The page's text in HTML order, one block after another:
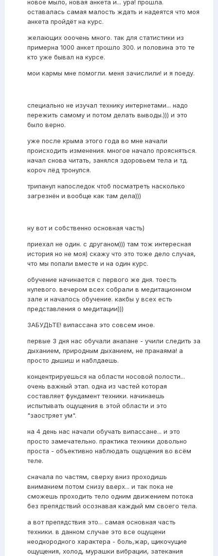
новое мыло, новая анкета и... ура! прошла.
оставалась самая малость ждать и надеятся что моя
анкета пройдёт на курс.
желающих ооочень много. так для статистики из
примерна 1000 анкет прошло 300. и половина это те
кто уже бывал на курсе.
мои кармы мне помогли. меня зачислили! и я поеду.
специально не изучал технику интернетами... надо
пережить самому и потом делать выводы.))) и это
было верно.
уже после крыма этого года во мне начали
происходить изменения. многое начало проясняться.
начал снова читать, занялся здоровьем тела и тд.
короч лёд тронулся.
трипанул напоследок чтоб посматреть насколько
загрезнён и вообще как там дела)))
ну вот и собственно основная часть)
приехал не один. с друганом))) там тож интересная
история но не моя) скажу что это тоже дело случая,
что мы попали вместе и на один курс.
обучение начинается с первого же дня. тоесть
нулевого. вечером всех собрали в медитационном
зале и началось обучение. какбы у всех есть
представления о медитации)))
ЗАБУДЬТЕ! випассана это совсем иное.
первые 3 дня нас обучали анапане - учили следить за
дыханием, природным дыханием, не пранаяма! а
просто дышиш и наблдаешь.
концентрируешься на области носовой полости...
очень важный этап. одна из частей которая
составляет фундамент техники. начинаешь
испытывать ощущения в этой области и это
"заостряет ум".
на 4 день нас начали обучать випассане... и это
просто замечательно. практика техники довольно
проста - объективно наблюдать ощущения во всём
теле.
сначала по частям, сверху вниз проходишь
вниманием потом снизу вверх... и так пока не
сможешь проходить тело одним движением потока
без препядствий осознавая каждый мм своего тела.
а вот препядствия это... самая основная часть
техники. в данном случае это все ощущени
неоднородного характера - боль,жар, щикочущие
ощущения, холод, мурашки вибрации, затекания